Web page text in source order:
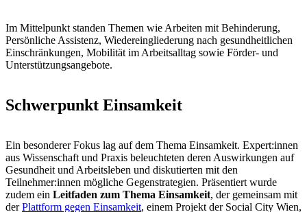
Im Mittelpunkt standen Themen wie Arbeiten mit Behinderung,
Persönliche Assistenz, Wiedereingliederung nach gesundheitlichen
Einschränkungen, Mobilität im Arbeitsalltag sowie Förder- und
Unterstützungsangebote.
Schwerpunkt Einsamkeit
Ein besonderer Fokus lag auf dem Thema Einsamkeit. Expert:innen
aus Wissenschaft und Praxis beleuchteten deren Auswirkungen auf
Gesundheit und Arbeitsleben und diskutierten mit den
Teilnehmer:innen mögliche Gegenstrategien. Präsentiert wurde
zudem ein Leitfaden zum Thema Einsamkeit, der gemeinsam mit
derPlattform gegen Einsamkeit, einem Projekt der Social City Wien,